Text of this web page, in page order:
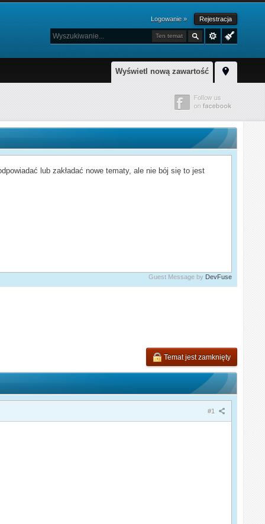
Logowanie » Rejestracja
Ten temat
Wyświetl nową zawartość
lub zakładać nowe tematy, ale nie bój się to jest
Guest Message by DevFuse
Temat jest zamknięty
#1